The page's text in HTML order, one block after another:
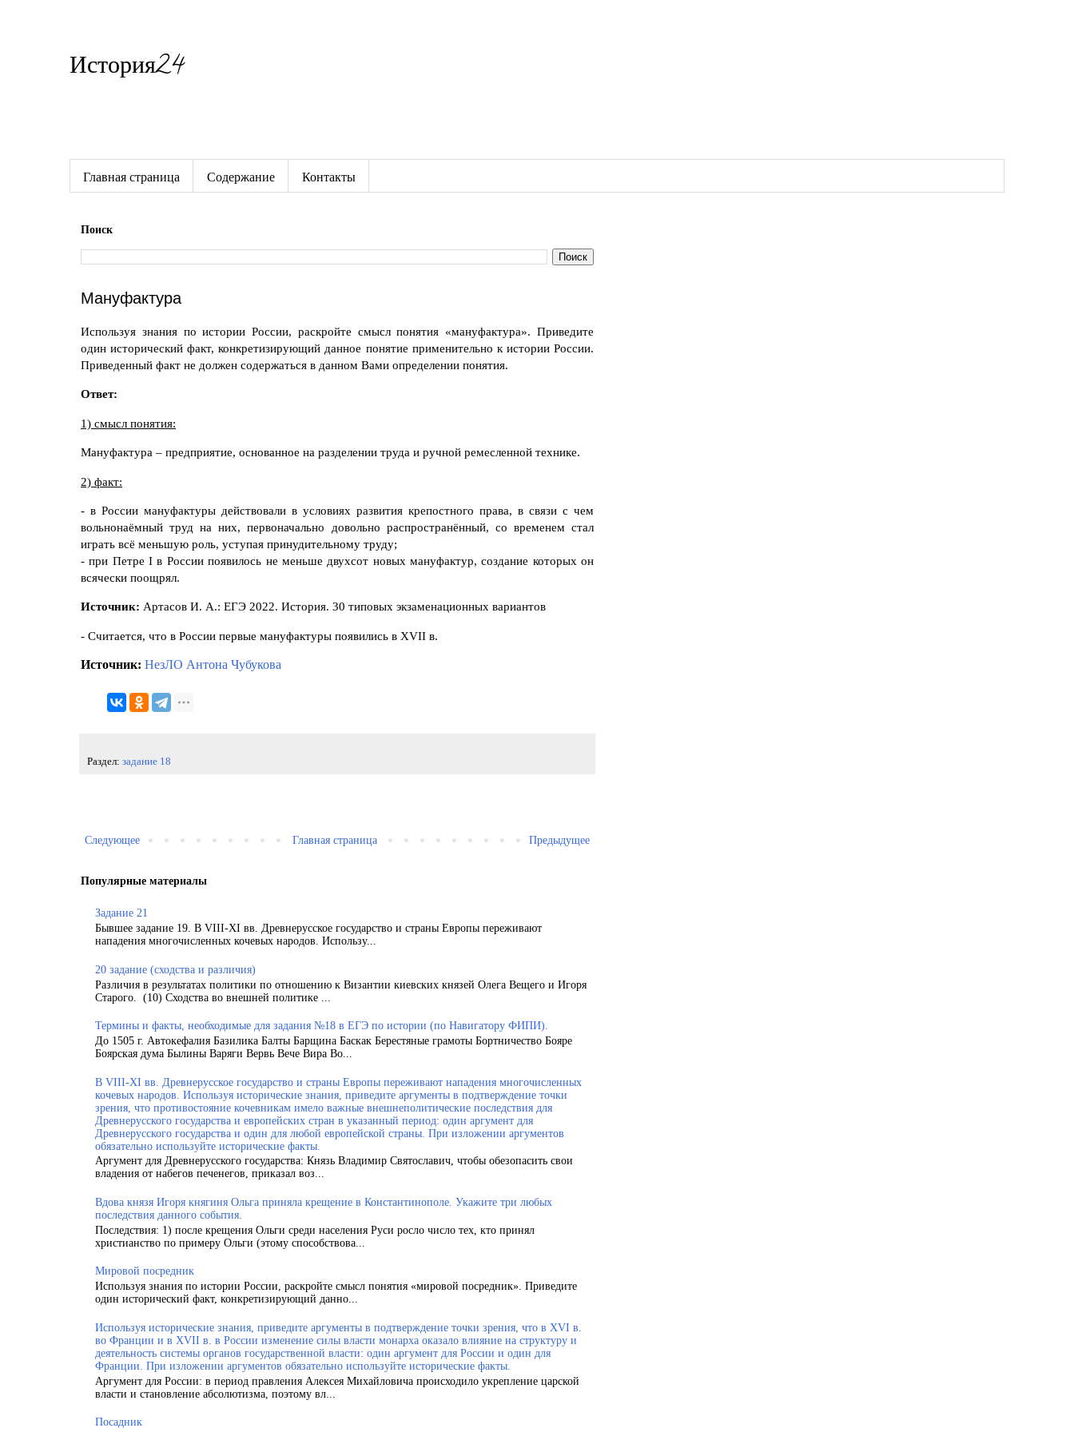
История24
Главная страница Содержание Контакты
Поиск
Мануфактура
Используя знания по истории России, раскройте смысл понятия «мануфактура». Приведите
один исторический факт, конкретизирующий данное понятие применительно к истории России.
Приведенный факт не должен содержаться в данном Вами определении понятия.
Ответ:
1) смысл понятия:
Мануфактура – предприятие, основанное на разделении труда и ручной ремесленной технике.
2) факт:
- в России мануфактуры действовали в условиях развития крепостного права, в связи с чем
вольнонаёмный труд на них, первоначально довольно распространённый, со временем стал
играть всё меньшую роль, уступая принудительному труду;
- при Петре I в России появилось не меньше двухсот новых мануфактур, создание которых он
всячески поощрял.
Источник: Артасов И. А.: ЕГЭ 2022. История. 30 типовых экзаменационных вариантов
- Считается, что в России первые мануфактуры появились в XVII в.
Источник: НезЛО Антона Чубукова
Раздел: задание 18
Следующее Предыдущее
Главная страница
Популярные материалы
Задание 21
Бывшее задание 19. В VIII-XI вв. Древнерусское государство и страны Европы переживают
нападения многочисленных кочевых народов. Использу...
20 задание (сходства и различия)
Различия в результатах политики по отношению к Византии киевских князей Олега Вещего и Игоря
Старого. (10) Сходства во внешней политике ...
Термины и факты, необходимые для задания №18 в ЕГЭ по истории (по Навигатору ФИПИ).
До 1505 г. Автокефалия Базилика Балты Барщина Баскак Берестяные грамоты Бортничество Бояре
Боярская дума Былины Варяги Вервь Вече Вира Во...
В VIII-XI вв. Древнерусское государство и страны Европы переживают нападения многочисленных
кочевых народов. Используя исторические знания, приведите аргументы в подтверждение точки
зрения, что противостояние кочевникам имело важные внешнеполитические последствия для
Древнерусского государства и европейских стран в указанный период: один аргумент для
Древнерусского государства и один для любой европейской страны. При изложении аргументов
обязательно используйте исторические факты.
Аргумент для Древнерусского государства: Князь Владимир Святославич, чтобы обезопасить свои
владения от набегов печенегов, приказал воз...
Вдова князя Игоря княгиня Ольга приняла крещение в Константинополе. Укажите три любых
последствия данного события.
Последствия: 1) после крещения Ольги среди населения Руси росло число тех, кто принял
христианство по примеру Ольги (этому способствова...
Мировой посредник
Используя знания по истории России, раскройте смысл понятия «мировой посредник». Приведите
один исторический факт, конкретизирующий данно...
Используя исторические знания, приведите аргументы в подтверждение точки зрения, что в XVI в.
во Франции и в XVII в. в России изменение силы власти монарха оказало влияние на структуру и
деятельность системы органов государственной власти: один аргумент для России и один для
Франции. При изложении аргументов обязательно используйте исторические факты.
Аргумент для России: в период правления Алексея Михайловича происходило укрепление царской
власти и становление абсолютизма, поэтому вл...
Посадник